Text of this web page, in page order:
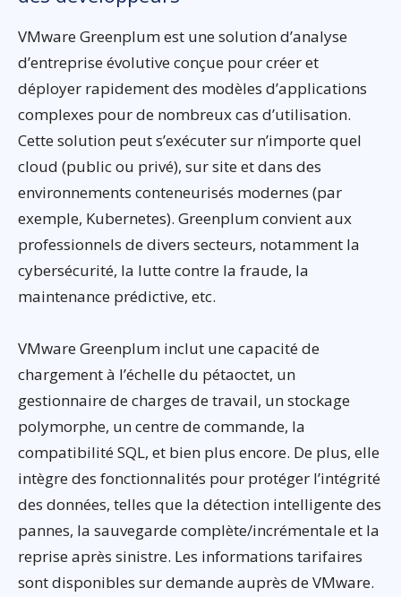
VMware Greenplum est une solution d’analyse
d’entreprise évolutive conçue pour créer et
déployer rapidement des modèles d’applications
complexes pour de nombreux cas d’utilisation.
Cette solution peut s’exécuter sur n’importe quel
cloud (public ou privé), sur site et dans des
environnements conteneurisés modernes (par
exemple, Kubernetes). Greenplum convient aux
professionnels de divers secteurs, notamment la
cybersécurité, la lutte contre la fraude, la
maintenance prédictive, etc.
VMware Greenplum inclut une capacité de
chargement à l’échelle du pétaoctet, un
gestionnaire de charges de travail, un stockage
polymorphe, un centre de commande, la
compatibilité SQL, et bien plus encore. De plus, elle
intègre des fonctionnalités pour protéger l’intégrité
des données, telles que la détection intelligente des
pannes, la sauvegarde complète/incrémentale et la
reprise après sinistre. Les informations tarifaires
sont disponibles sur demande auprès de VMware.